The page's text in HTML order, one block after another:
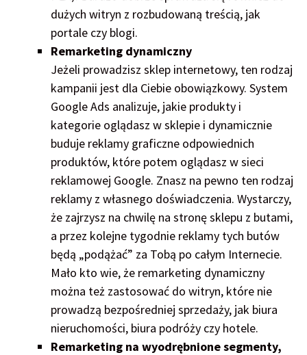
dużych witryn z rozbudowaną treścią, jak
portale czy blogi.
Remarketing dynamiczny
Jeżeli prowadzisz sklep internetowy, ten rodzaj
kampanii jest dla Ciebie obowiązkowy. System
Google Ads analizuje, jakie produkty i
kategorie oglądasz w sklepie i dynamicznie
buduje reklamy graficzne odpowiednich
produktów, które potem oglądasz w sieci
reklamowej Google. Znasz na pewno ten rodzaj
reklamy z własnego doświadczenia. Wystarczy,
że zajrzysz na chwilę na stronę sklepu z butami,
a przez kolejne tygodnie reklamy tych butów
będą „podążać” za Tobą po całym Internecie.
Mało kto wie, że remarketing dynamiczny
można też zastosować do witryn, które nie
prowadzą bezpośredniej sprzedaży, jak biura
nieruchomości, biura podróży czy hotele.
Remarketing na wyodrębnione segmenty,